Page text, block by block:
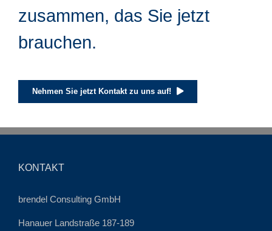
zusammen, das Sie jetzt
brauchen.
Nehmen Sie jetzt Kontakt zu uns auf!
KONTAKT
brendel Consulting GmbH
Hanauer Landstraße 187-189